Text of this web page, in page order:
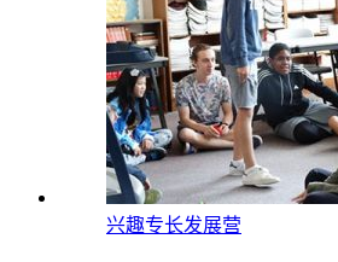
兴趣专长发展营